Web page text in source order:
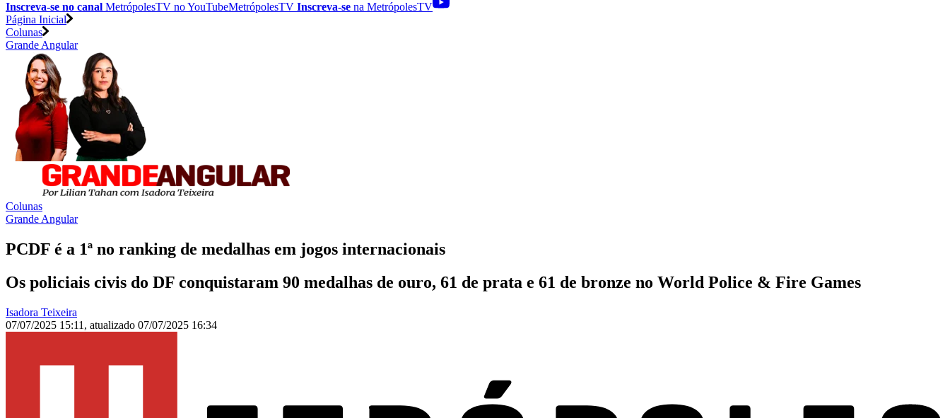
Inscreva-se no canal MetrópolesTV noYouTubeMetrópolesTV Inscreva-se na MetrópolesTV
Página Inicial
Colunas
Grande Angular
Colunas
Grande Angular
PCDF é a 1ª no ranking de medalhas em jogos internacionais
Os policiais civis do DF conquistaram 90 medalhas de ouro, 61 de prata e 61 de bronze no World Police & Fire Games
Isadora Teixeira
07/07/2025 15:11 , atualizado 07/07/2025 16:34